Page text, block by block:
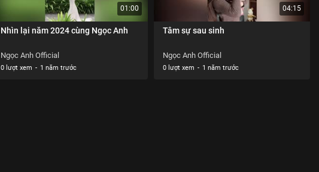
01:00
Nhìn lại năm 2024 cùng Ngọc Anh
Ngọc Anh Official
0 lượt xem - 1 năm trước
04:15
Tâm sự sau sinh
Ngọc Anh Official
0 lượt xem - 1 năm trước